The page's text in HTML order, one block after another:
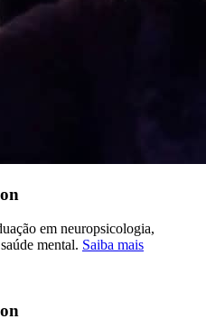
em neuropsicologia,
mental. Saiba mais